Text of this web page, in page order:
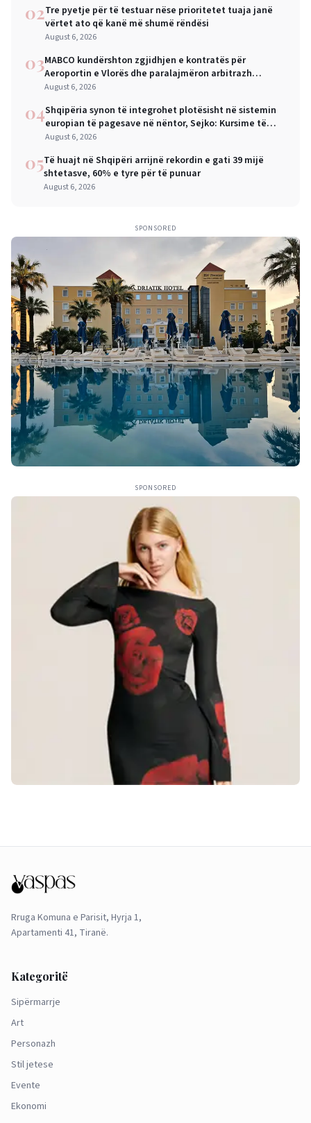
02Tre pyetje për të testuar nëse prioritetet tuaja janë
vërtet ato që kanë më shumë rëndësi
August 6, 2026
03MABCO kundërshton zgjidhjen e kontratës për
Aeroportin e Vlorës dhe paralajmëron arbitrazh
ndërkombëtar
August 6, 2026
04Shqipëria synon të integrohet plotësisht në sistemin
europian të pagesave në nëntor, Sejko: Kursime të
mëdha për qytetarët dhe bizneset
August 6, 2026
05Të huajt në Shqipëri arrijnë rekordin e gati 39 mijë
shtetasve, 60% e tyre për të punuar
August 6, 2026
SPONSORED
SPONSORED
Rruga Komuna e Parisit, Hyrja 1,
Apartamenti 41, Tiranë.
Kategoritë
Sipërmarrje
Art
Personazh
Stil jetese
Evente
Ekonomi